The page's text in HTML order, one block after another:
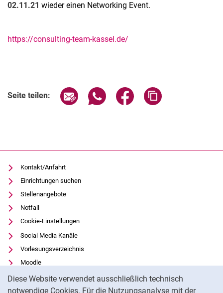
Diese Website verwendet ausschließlich technisch
notwendige Cookies. Für die Nutzungsanalyse mit der
02.11.21 wieder einen Networking Event.
https://consulting-team-kassel.de/
Seite teilen: Seite über E-Mail teilen
Seite über WhatsApp teilen
Seite über Facebook
Kontakt/Anfahrt
Einrichtungen suchen
Stellenangebote
Notfall
Cookie-Einstellungen
Social Media Kanäle
Vorlesungsverzeichnis
Moodle
Panopto
Universitätsbibliothek